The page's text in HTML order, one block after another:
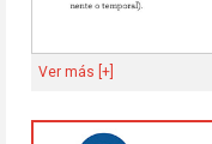
Ver más [+]